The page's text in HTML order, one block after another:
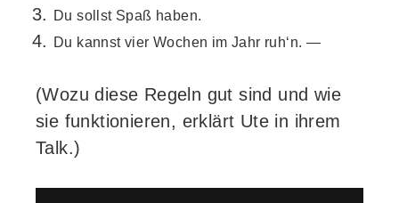
Du sollst Spaß haben.
Du kannst vier Wochen im Jahr ruh‘n. —
(Wozu diese Regeln gut sind und wie
sie funktionieren, erklärt Ute in ihrem
Talk.)